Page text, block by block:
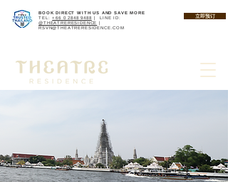
BOOK DIRECT WITH US AND SAVE MORE
TEL:+66 0 2848 9488
| LINE ID:
@THEATRERESIDENCE
|
RSVN@THEATRERESIDENCE.COM
立即预订